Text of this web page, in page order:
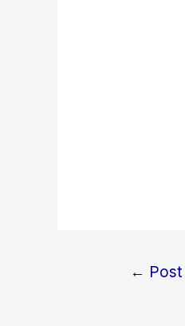
Navegação
←